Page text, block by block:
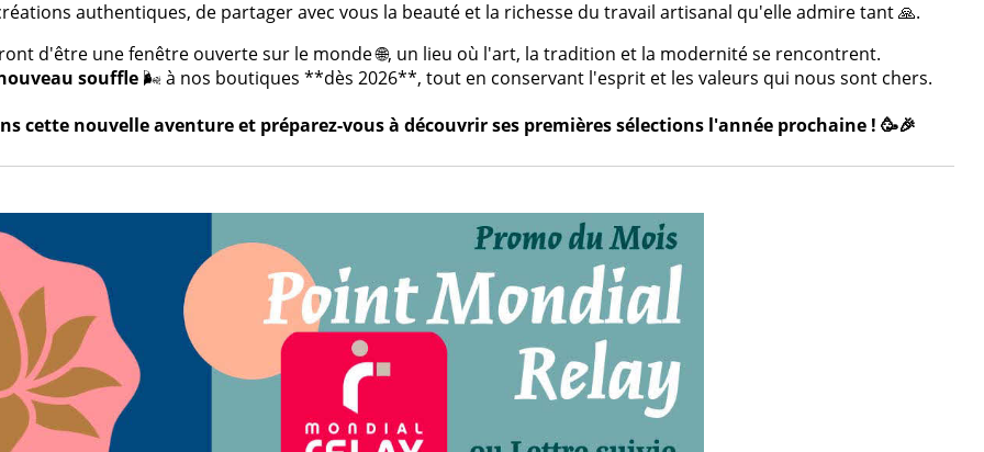
authentiques, de partager avec vous la beauté et la richesse du travail artisanal qu'elle admire tant 🙏.
d'être une fenêtre ouverte sur le monde 🌐, un lieu où l'art, la tradition et la modernité se rencontrent.
souffle🌬️ à nos boutiques **dès 2026**, tout en conservant l'esprit et les valeurs qui nous sont chers.
cette nouvelle aventure et préparez-vous à découvrir ses premières sélections l'année prochaine ! 🥳🎉